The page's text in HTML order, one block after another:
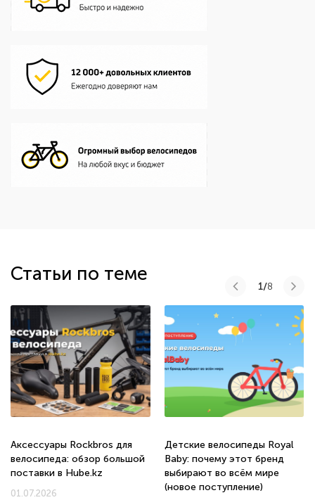
Статьи по теме
Аксессуары Rockbros для
велосипеда: обзор большой
поставки в Hube.kz
01.07.2026
Детские велосипеды Royal
Baby: почему этот бренд
выбирают во всём мире
(новое поступление)
1/8